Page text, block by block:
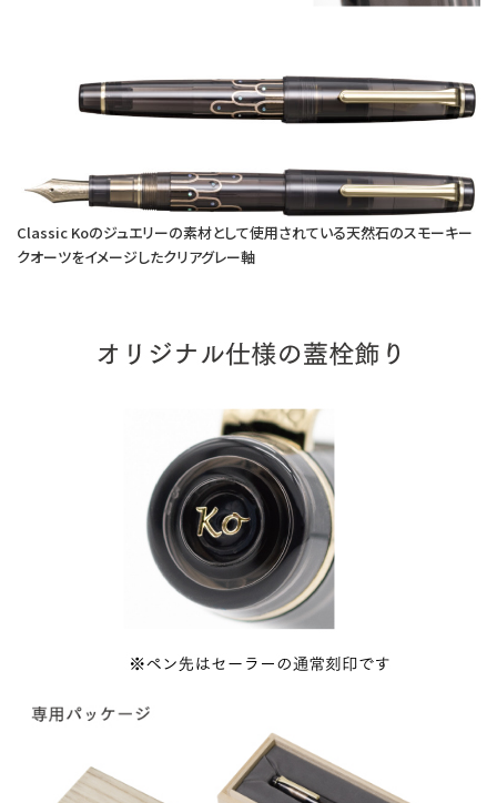
Classic Koのジュエリーの素材として使用されている天然石のスモーキー
クオーツをイメージしたクリアグレー軸